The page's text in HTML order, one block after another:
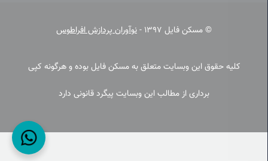
© مسکن فایل 1397 - نوآوران پردازش افراطوس
کلیه حقوق این وبسایت متعلق به مسکن فایل بوده و هرگونه کپی
برداری از مطالب این وبسایت پیگرد قانونی دارد